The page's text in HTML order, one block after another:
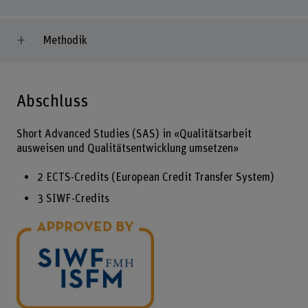
Methodik
Abschluss
Short Advanced Studies (SAS) in «Qualitätsarbeit
ausweisen und Qualitätsentwicklung umsetzen»
2 ECTS-Credits (European Credit Transfer System)
3 SIWF-Credits